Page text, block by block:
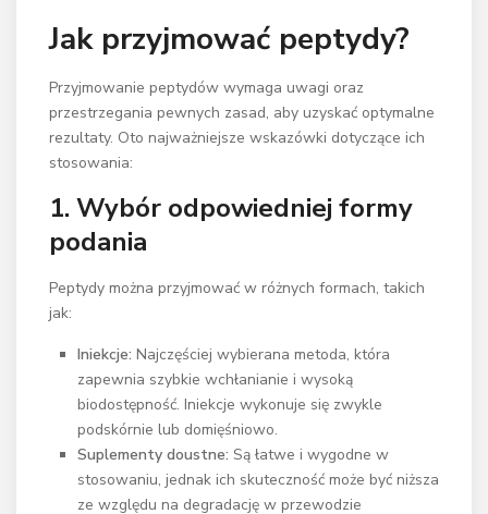
Jak przyjmować peptydy?
Przyjmowanie peptydów wymaga uwagi oraz
przestrzegania pewnych zasad, aby uzyskać optymalne
rezultaty. Oto najważniejsze wskazówki dotyczące ich
stosowania:
1. Wybór odpowiedniej formy
podania
Peptydy można przyjmować w różnych formach, takich
jak:
Iniekcje: Najczęściej wybierana metoda, która
zapewnia szybkie wchłanianie i wysoką
biodostępność. Iniekcje wykonuje się zwykle
podskórnie lub domięśniowo.
Suplementy doustne: Są łatwe i wygodne w
stosowaniu, jednak ich skuteczność może być niższa
ze względu na degradację w przewodzie